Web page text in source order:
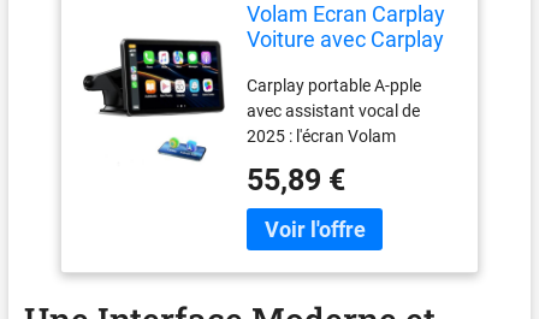
Volam Ecran Carplay
Voiture avec Carplay
Auto,7 Pouces Ecran
Tactile, Lien Miroir,
Navigation, Siri,
G00gle Assistant
Vocal, Bluetooth 5.0,
Aux, FM
Carplay portable A-pple
avec assistant vocal de
2025 : l'écran Volam
fil et Android Auto connecte
votre smartphone sans
effort et apporte les
pouces. Compatible avec
55,89 €